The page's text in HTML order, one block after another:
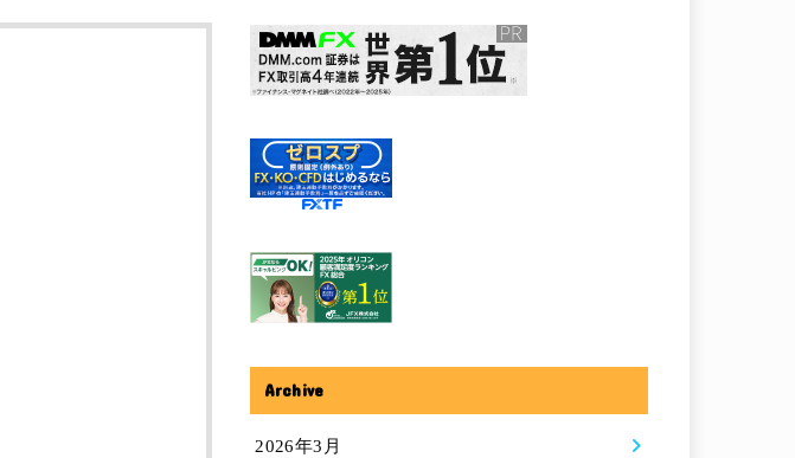
Archive
2026年3月